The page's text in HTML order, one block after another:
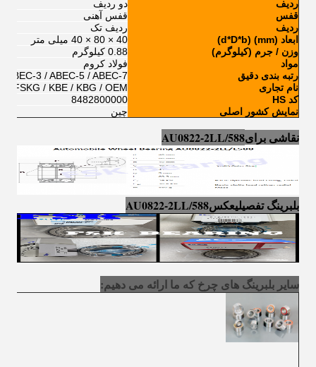
ردیف
دو ردیف
قفس
قفس آهنی
ردیف
ردیف تک
ابعاد (mm) (d*D*b)
40 × 80 × 40 میلی متر
وزن / جرم (کیلوگرم)
0.88 کیلوگرم
مواد
فولاد کروم
رتبه بندی دقیق
ABEC-3 / ABEC-5 / ABEC-7
نام تجاری
/ FSKG / KBE / KBG / OEM
کد HS
8482800000
نمایش کشور اصلی
چین
نقاشی برایAU0822-2LL/588
بلبرینگ تفصیلیعکسAU0822-2LL/588
سایر بلبرینگ های چرخ که ما ارائه می دهیم: